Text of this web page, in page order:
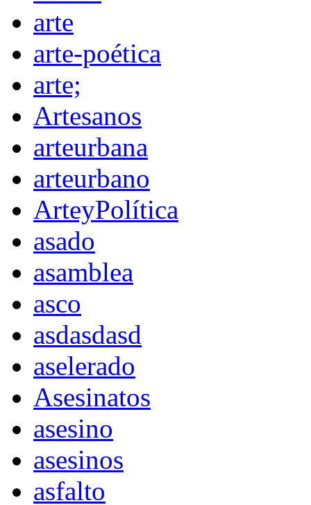
arte
arte-poética
arte;
Artesanos
arteurbana
arteurbano
ArteyPolítica
asado
asamblea
asco
asdasdasd
aselerado
Asesinatos
asesino
asesinos
asfalto